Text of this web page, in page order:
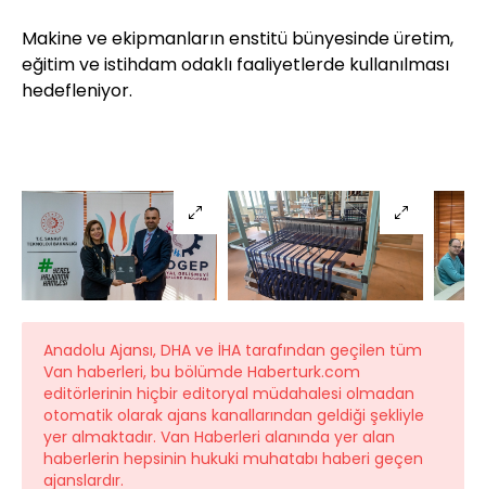
Makine ve ekipmanların enstitü bünyesinde üretim,
eğitim ve istihdam odaklı faaliyetlerde kullanılması
hedefleniyor.
Anadolu Ajansı, DHA ve İHA tarafından geçilen tüm
Van haberleri, bu bölümde Haberturk.com
editörlerinin hiçbir editoryal müdahalesi olmadan
otomatik olarak ajans kanallarından geldiği şekliyle
yer almaktadır. Van Haberleri alanında yer alan
haberlerin hepsinin hukuki muhatabı haberi geçen
ajanslardır.